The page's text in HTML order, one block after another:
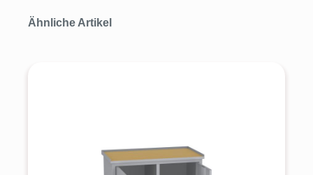
Produktgalerie überspringen
Ähnliche Artikel